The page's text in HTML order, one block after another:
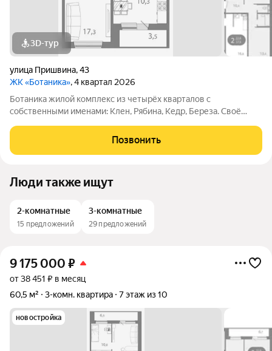
3D-тур
улица Пришвина,43
ЖК «Ботаника», 4 квартал 2026
Ботаника жилой комплекс из четырёх кварталов с
собственными именами: Клен, Рябина, Кедр, Береза. Своё
розе ветров, природному ландшафту вокруг территории
проекта и качественному озеленению
Позвонить
Люди также ищут
2-комнатные
15 предложений
3-комнатные
29 предложений
9 175 000 ₽
от 38 451 ₽ в месяц
60,5 м²
3-комн. квартира 7 этаж из 10
новостройка